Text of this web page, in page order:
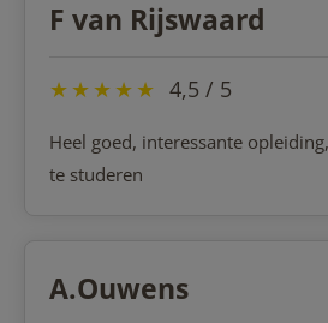
F van Rijswaard
★★★★★ 4,5 / 5
Heel goed, interessante
te studeren
A.Ouwens